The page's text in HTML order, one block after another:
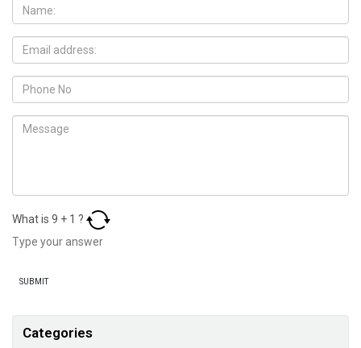
What is 9 + 1 ?
Categories